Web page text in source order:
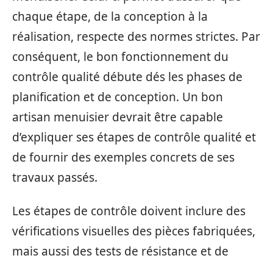
chaque étape, de la conception à la
réalisation, respecte des normes strictes. Par
conséquent, le bon fonctionnement du
contrôle qualité débute dés les phases de
planification et de conception. Un bon
artisan menuisier devrait être capable
d’expliquer ses étapes de contrôle qualité et
de fournir des exemples concrets de ses
travaux passés.
Les étapes de contrôle doivent inclure des
vérifications visuelles des pièces fabriquées,
mais aussi des tests de résistance et de